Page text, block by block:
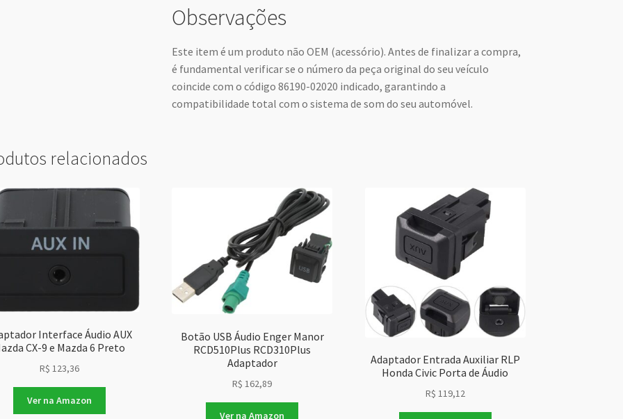
Observações
Este item é um produto não OEM (acessório). Antes de finalizar a compra,
é fundamental verificar se o número da peça original do seu veículo
coincide com o código 86190-02020 indicado, garantindo a
compatibilidade total com o sistema de som do seu automóvel.
relacionados
Interface Áudio AUX
CX-9 e Mazda 6 Preto
R$ 123,36
Ver na Amazon
Botão USB Áudio Enger Manor
RCD510Plus RCD310Plus
Adaptador
R$ 162,89
Ver na Amazon
Adaptador Entrada Auxiliar RLP
Honda Civic Porta de Áudio
R$ 119,12